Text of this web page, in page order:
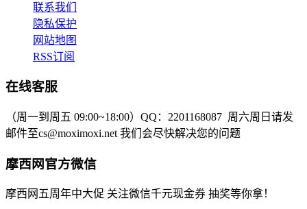
联系我们
隐私保护
网站地图
RSS订阅
在线客服
（周一到周五 09:00~18:00） QQ：2201168087 周六周日请发
邮件至cs@moximoxi.net 我们会尽快解决您的问题
摩西网官方微信
摩西网五周年中大促 关注微信千元现金券 抽奖等你拿！